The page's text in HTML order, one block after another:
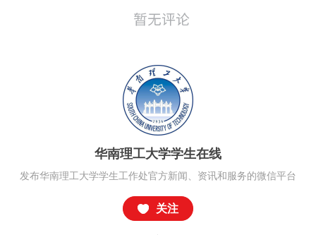
华南理工大学学生在线
发布华南理工大学学生工作处官方新闻、资讯和服务的微信平台
关注